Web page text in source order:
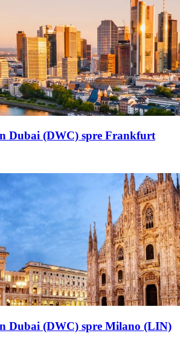
Dubai (DWC) spre Frankfurt
Dubai (DWC) spre Milano (LIN)